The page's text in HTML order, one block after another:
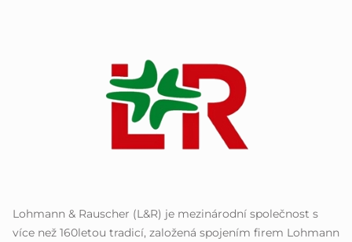
Lohmann & Rauscher (L&R) je mezinárodní společnost s
více než 160letou tradicí, založená spojením firem Lohmann